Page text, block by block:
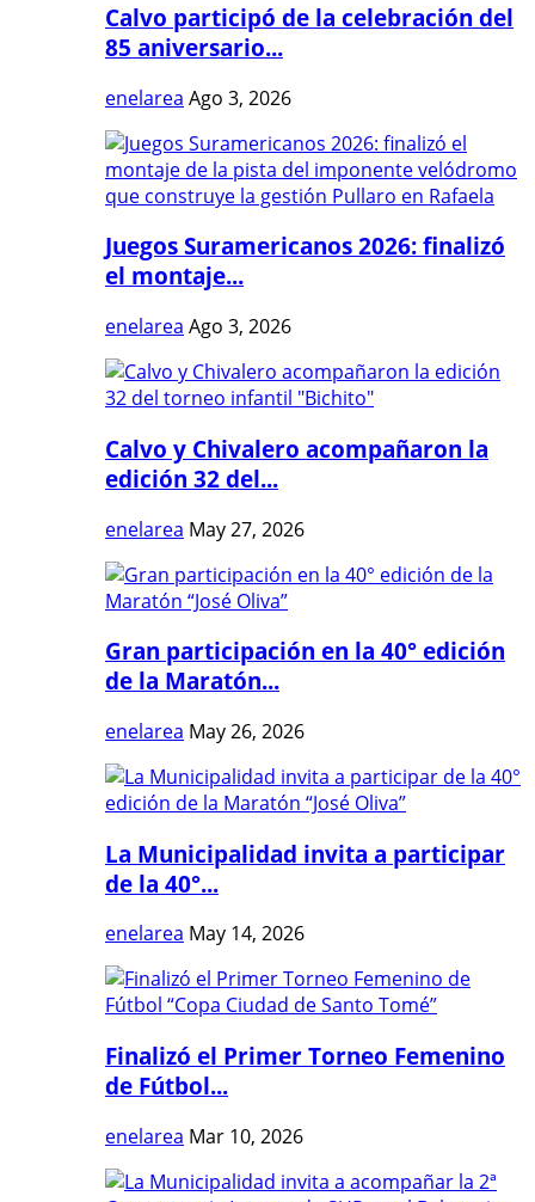
Calvo participó de la celebración del
85 aniversario...
enelarea Ago 3, 2026
Juegos Suramericanos 2026: finalizó
el montaje...
enelarea Ago 3, 2026
Calvo y Chivalero acompañaron la
edición 32 del...
enelarea May 27, 2026
Gran participación en la 40° edición
de la Maratón...
enelarea May 26, 2026
La Municipalidad invita a participar
de la 40°...
enelarea May 14, 2026
Finalizó el Primer Torneo Femenino
de Fútbol...
enelarea Mar 10, 2026